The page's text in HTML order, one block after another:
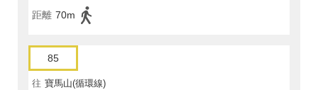
距離 70m
85
往 寶馬山(循環線)